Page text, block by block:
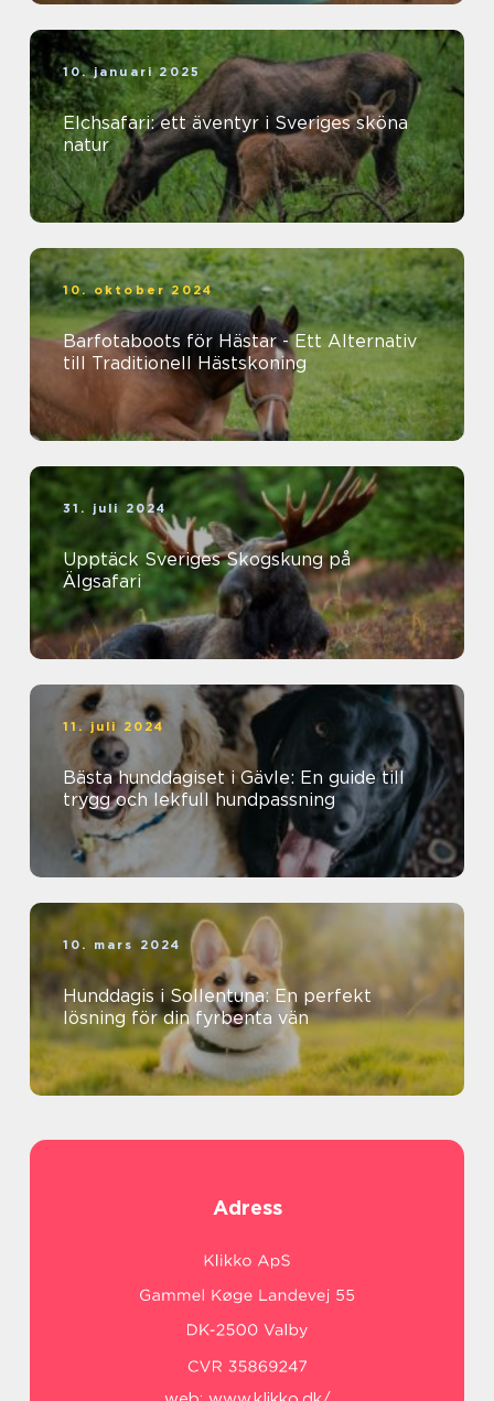
10. januari 2025
Elchsafari: ett äventyr i Sveriges sköna
natur
10. oktober 2024
Barfotaboots för Hästar - Ett Alternativ
till Traditionell Hästskoning
31. juli 2024
Upptäck Sveriges Skogskung på
Älgsafari
11. juli 2024
Bästa hunddagiset i Gävle: En guide till
trygg och lekfull hundpassning
10. mars 2024
Hunddagis i Sollentuna: En perfekt
lösning för din fyrbenta vän
Adress